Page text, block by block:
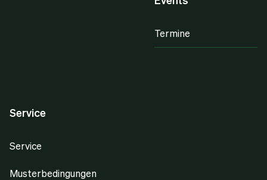
Termine
Service
Service
Musterbedingungen